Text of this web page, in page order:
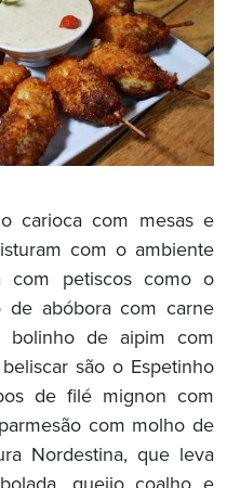
carioca com mesas e
com o ambiente
com petiscos como o
de abóbora com carne
de aipim com
são o Espetinho
de filé mignon com
com molho de
Nordestina, que leva